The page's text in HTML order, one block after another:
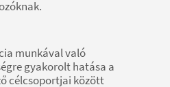
munkával való
gyakorolt hatása a
célcsoportjai között